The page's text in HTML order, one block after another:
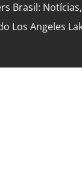
Brasil:
Los Angeles